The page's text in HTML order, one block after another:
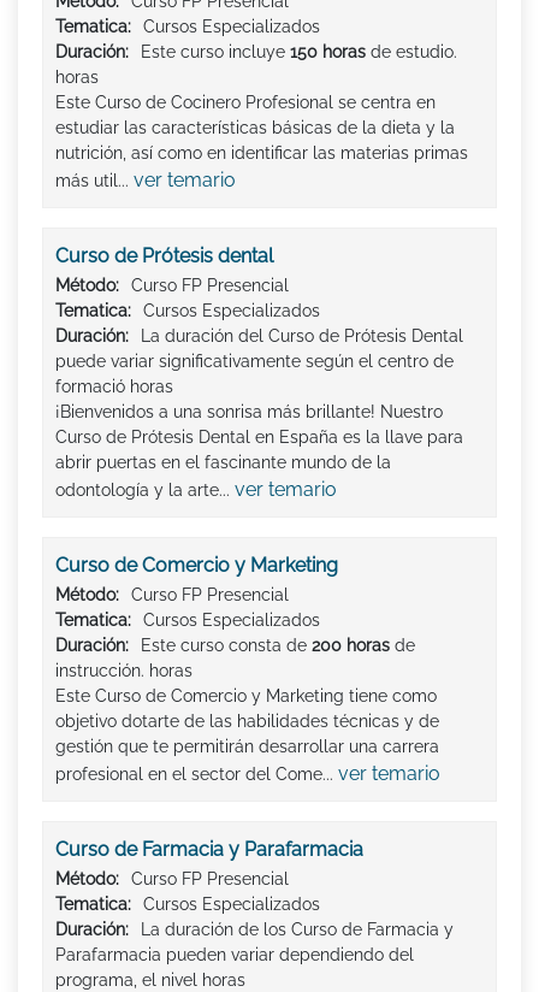
Tematica:
Cursos Especializados
Duración:
Este curso incluye 150 horas de estudio.
horas
Este Curso de Cocinero Profesional se centra en
estudiar las características básicas de la dieta y la
nutrición, así como en identificar las materias primas
más util... ver temario
Curso de Prótesis dental
Método:
Curso FP Presencial
Tematica:
Cursos Especializados
Duración:
La duración del Curso de Prótesis Dental
puede variar significativamente según el centro de
formació horas
¡Bienvenidos a una sonrisa más brillante! Nuestro
Curso de Prótesis Dental en España es la llave para
abrir puertas en el fascinante mundo de la
odontología y la arte... ver temario
Curso de Comercio y Marketing
Método:
Curso FP Presencial
Tematica:
Cursos Especializados
Duración:
Este curso consta de 200 horas de
instrucción. horas
Este Curso de Comercio y Marketing tiene como
objetivo dotarte de las habilidades técnicas y de
gestión que te permitirán desarrollar una carrera
profesional en el sector del Come... ver temario
Curso de Farmacia y Parafarmacia
Método:
Curso FP Presencial
Tematica:
Cursos Especializados
Duración:
La duración de los Curso de Farmacia y
Parafarmacia pueden variar dependiendo del
programa, el nivel horas